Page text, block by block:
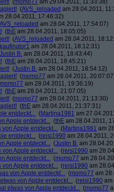
(momo77 am 29.04.2011, 11:33:38)
(AVS_reloaded am 29.04.2011,
28.04.2011, 17:46:32)
AVS_reloaded am 28.04.2011, 17:54:07)
(thE am 28.04.2011, 18:05:05)
(AVS_reloaded am 28.04.2011,
kaufinator1 am 28.04.2011, 18:12:31)
Justin B. am 28.04.2011, 18:43:44)
(thE am 28.04.2011, 18:45:21)
(Justin B. am 28.04.2011, 18:54:12)
(momo77 am 28.04.2011,
momo77 am 28.04.2011, 19:36:19)
(thE am 28.04.2011, 21:07:05)
(momo77 am 28.04.2011, 21:13:30)
(thE am 28.04.2011, 21:37:31)
entdeckt... (Martina1981 am
Apple entdeckt... (thE am 28.04.2011,
Apple entdeckt... (Martina1981 am
entdeckt... (reisi1990 am 28.04.2011,
Apple entdeckt... (Justin B. am
Apple entdeckt... (reisi1990 am
Apple entdeckt... (momo77 am
Apple entdeckt... (reisi1990 am
von Apple entdeckt... (momo77 am
von Apple entdeckt... (reisi1990 am
etwas von Apple entdeckt... (momo77